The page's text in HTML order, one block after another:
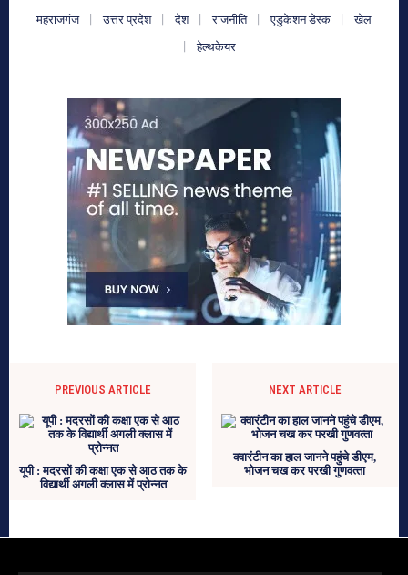
महराजगंज उत्तर प्रदेश देश राजनीति एडुकेशन डेस्क
खेल
हेल्थकेयर
PREVIOUS ARTICLE
यूपी : मदरसों की कक्षा एक से आठ तक के
विद्यार्थी अगली क्लास में प्रोन्नत
NEXT ARTICLE
क्‍वारंटीन का हाल जानने पहुंचे डीएम,
भोजन चख कर परखी गुणवत्‍ता